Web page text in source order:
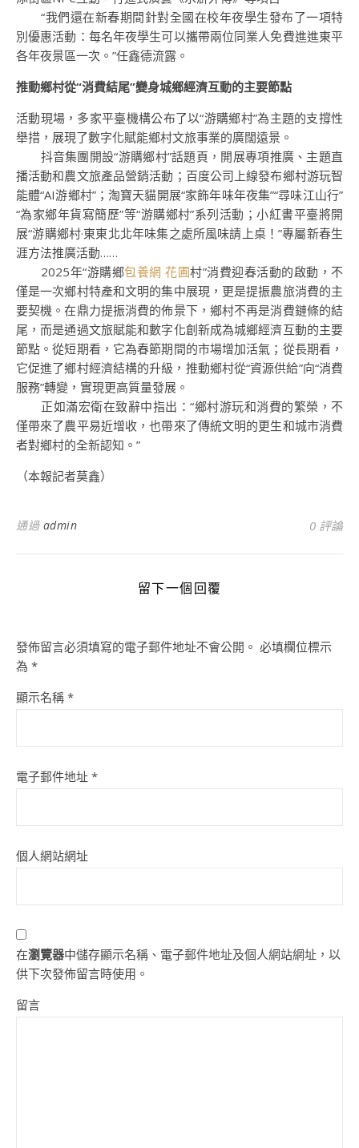
“我們還在新春期間針對全國在校年夜學生發布了一項特
別優惠活動：每名年夜學生可以攜帶兩位同業人免費進進東平
各年夜景區一次。”任鑫德流露。
推動鄉村從“消費結尾”變身城鄉經濟互動的主要節點
活動現場，多家平臺機構公布了以“游購鄉村”為主題的支撐性
舉措，展現了數字化賦能鄉村文旅事業的廣闊遠景。
抖音集團開設“游購鄉村”話題頁，開展專項推廣、主題直
播活動和農文旅產品營銷活動；百度公司上線發布鄉村游玩智
能體“AI游鄉村”；淘寶天貓開展“家飾年味年夜集”“尋味江山行”
“為家鄉年貨寫簡歷”等“游購鄉村”系列活動；小紅書平臺將開
展“游購鄉村·東東北北年味集之處所風味請上桌！”專屬新春生
涯方法推廣活動……
2025年“游購鄉包養網 花圃村”消費迎春活動的啟動，不
僅是一次鄉村特產和文明的集中展現，更是提振農旅消費的主
要契機。在鼎力提振消費的佈景下，鄉村不再是消費鏈條的結
尾，而是通過文旅賦能和數字化創新成為城鄉經濟互動的主要
節點。從短期看，它為春節期間的市場增加活氣；從長期看，
它促進了鄉村經濟結構的升級，推動鄉村從“資源供給”向“消費
服務”轉變，實現更高質量發展。
正如滿宏衛在致辭中指出：“鄉村游玩和消費的繁榮，不
僅帶來了農平易近增收，也帶來了傳統文明的更生和城市消費
者對鄉村的全新認知。”
（本報記者莫鑫）
通過 admin 0 評論
留下一個回覆
發佈留言必須填寫的電子郵件地址不會公開。 必填欄位標示
為 *
顯示名稱 *
電子郵件地址 *
個人網站網址
在瀏覽器中儲存顯示名稱、電子郵件地址及個人網站網址，以
供下次發佈留言時使用。
留言